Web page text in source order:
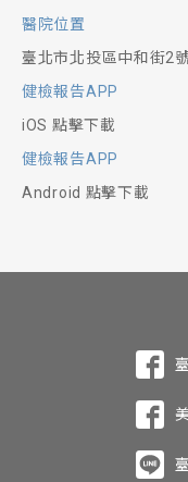
醫院位置
臺北市北投區中和街2
健檢報告APP
iOS 點擊下載
健檢報告APP
Android 點擊下載